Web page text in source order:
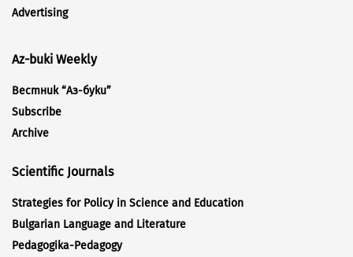
Advertising
Az-buki Weekly
Вестник “Аз-буки”
Subscribe
Archive
Scientific Journals
Strategies for Policy in Science and Education
Bulgarian Language and Literature
Pedagogika-Pedagogy